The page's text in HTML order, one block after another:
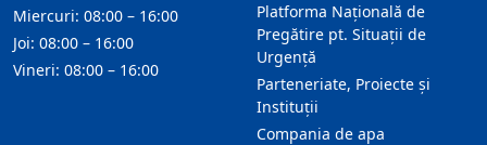
Platforma Națională de
Pregătire pt. Situații de
Urgență
Parteneriate, Proiecte și
Instituții
Compania de apa
Miercuri: 08:00 – 16:00
Joi: 08:00 – 16:00
Vineri: 08:00 – 16:00